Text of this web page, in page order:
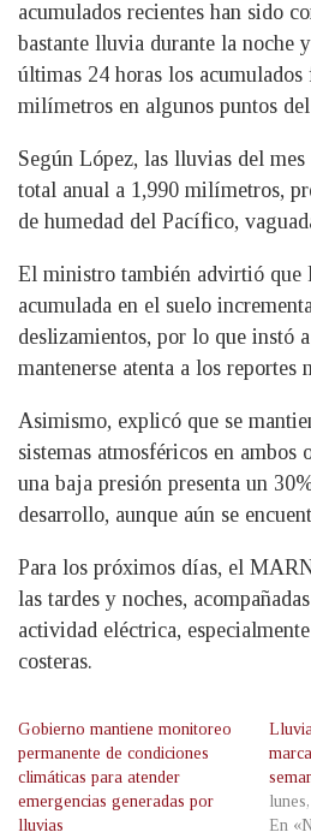
acumulados recientes han sido
bastante lluvia durante la noche
últimas 24 horas los acumulados
milímetros en algunos puntos
Según López, las lluvias del
total anual a 1,990 milímetros,
de humedad del Pacífico,
El ministro también advirtió que
acumulada en el suelo
deslizamientos, por lo que instó
mantenerse atenta a los reportes
Asimismo, explicó que se
sistemas atmosféricos en ambos
una baja presión presenta un
desarrollo, aunque aún se
Para los próximos días, el
las tardes y noches,
actividad eléctrica,
costeras.
Gobierno mantiene monitoreo
permanente de condiciones
climáticas para atender
emergencias generadas por
lluvias
En